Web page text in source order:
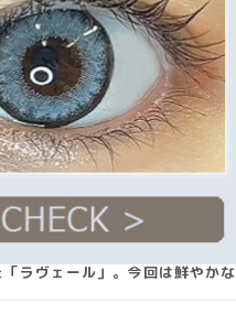
ラヴェール」。今回は鮮やかな